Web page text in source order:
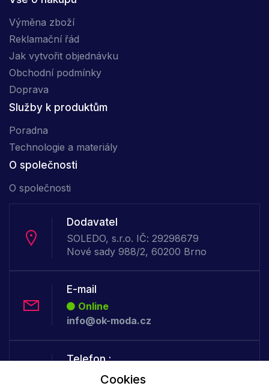
Výměna zboží
Reklamační řád
Jak vytvořit objednávku
Obchodní podmínky
Doprava
Služby k produktům
Poradna
Technologie a materiály
O společnosti
O společnosti
Dodavatel
SOLEDO, s.r.o. IČ: 29298679
Nové sady 988/2, 60200 Brno
E-mail
Online
info@ok-moda.cz
Telefon :
OfflineCookies